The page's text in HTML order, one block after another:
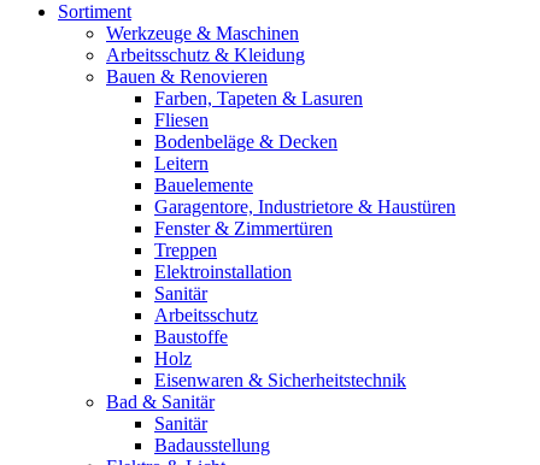
Sortiment
Werkzeuge & Maschinen
Arbeitsschutz & Kleidung
Bauen & Renovieren
Farben, Tapeten & Lasuren
Fliesen
Bodenbeläge & Decken
Leitern
Bauelemente
Garagentore, Industrietore & Haustüren
Fenster & Zimmertüren
Treppen
Elektroinstallation
Sanitär
Arbeitsschutz
Baustoffe
Holz
Eisenwaren & Sicherheitstechnik
Bad & Sanitär
Sanitär
Badausstellung